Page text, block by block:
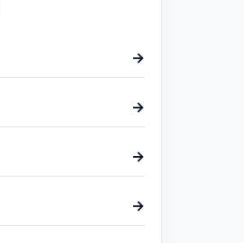
→
→
→
→